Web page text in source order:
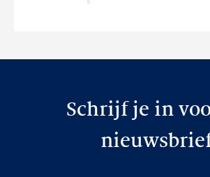
Schrijf je in